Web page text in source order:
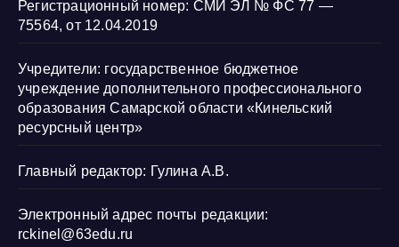
Регистрационный номер: СМИ ЭЛ № ФС 77 —
75564, от 12.04.2019
Учредители: государственное бюджетное
учреждение дополнительного профессионального
образования Самарской области «Кинельский
ресурсный центр»
Главный редактор: Гулина А.В.
Электронный адрес почты редакции:
rckinel@63edu.ru